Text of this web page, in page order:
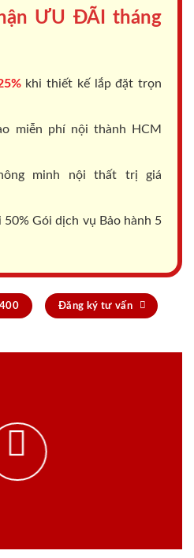
ƯU ĐÃI tháng
khi thiết kế lắp đặt trọn
miễn phí nội thành HCM
minh nội thất trị giá
Gói dịch vụ Bảo hành 5
Đăng ký tư vấn